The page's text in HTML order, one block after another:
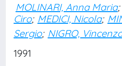
MOLINARI, Anna Maria;
Ciro; MEDICI, Nicola;
Sergio; NIGRO,
1991